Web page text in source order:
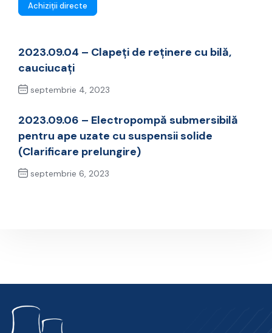
Achiziții directe
2023.09.04 – Clapeți de reținere cu bilă,
cauciucați
septembrie 4, 2023
2023.09.06 – Electropompă submersibilă
pentru ape uzate cu suspensii solide
(Clarificare prelungire)
septembrie 6, 2023